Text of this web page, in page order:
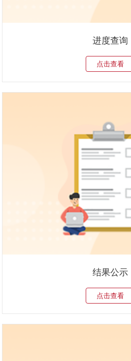
进度查询
点击查看
结果公示
点击查看